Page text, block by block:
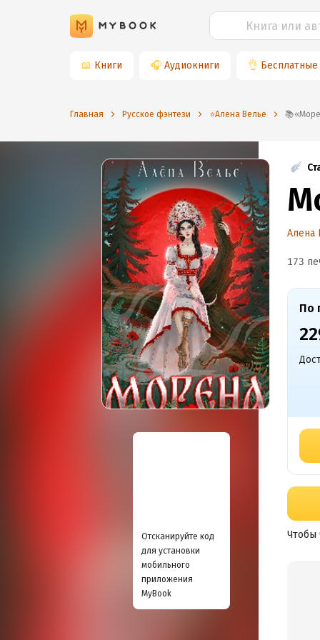
📖 Книги 🎧 Аудиокниги 👌 Бесплатные
Главная Русское фэнтези ⭐️Алена Велье
Отсканируйте код
для установки
мобильного
приложения
MyBook
Алена
173
По
Чтобы